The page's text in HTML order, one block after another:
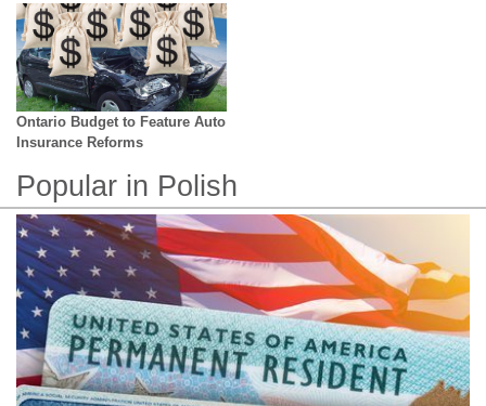
Ontario Budget to Feature Auto
Insurance Reforms
Popular in Polish